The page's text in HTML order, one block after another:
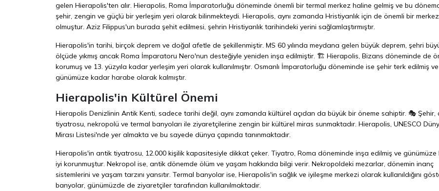
gelen Hierapolis'ten alır. Hierapolis, Roma İmparatorluğu döneminde önemli bir termal merkez haline gelmiş ve bu
şehir, zengin ve güçlü bir yerleşim yeri olarak bilinmekteydi. Hierapolis, aynı zamanda Hristiyanlık için de önemli bir merkez
olmuştur. Aziz Filippus'un burada şehit edilmesi, şehrin Hristiyanlık tarihindeki yerini sağlamlaştırmıştır.
Hierapolis'in tarihi, birçok deprem ve doğal afetle de şekillenmiştir. MS 60 yılında meydana gelen büyük deprem, şehri
ölçüde yıkmış ancak Roma İmparatoru Nero'nun desteğiyle yeniden inşa edilmiştir. 🏗️ Hierapolis, Bizans döneminde de
korumuş ve 13. yüzyıla kadar yerleşim yeri olarak kullanılmıştır. Osmanlı İmparatorluğu döneminde ise şehir terk edilmiş ve
günümüze kadar harabe olarak kalmıştır.
Hierapolis'in Kültürel Önemi
Hierapolis Denizlinin Antik Kenti, sadece tarihi değil, aynı zamanda kültürel açıdan da büyük bir öneme sahiptir. 🎭 Şehir,
tiyatrosu, nekropolü ve termal banyoları ile ziyaretçilerine zengin bir kültürel miras sunmaktadır. Hierapolis, UNESCO
Mirası Listesi'nde yer almakta ve bu sayede dünya çapında tanınmaktadır.
Hierapolis'in antik tiyatrosu, 12.000 kişilik kapasitesiyle dikkat çeker. Tiyatro, Roma döneminde inşa edilmiş ve
iyi korunmuştur. Nekropol ise, antik dönemde ölüm ve yaşam hakkında bilgi verir. Nekropoldeki mezarlar, dönemin inanç
sistemlerini ve yaşam tarzını yansıtır. Termal banyolar ise, Hierapolis'in sağlık ve iyileşme merkezi olarak kullanıldığını
banyolar, günümüzde de ziyaretçiler tarafından kullanılmaktadır.